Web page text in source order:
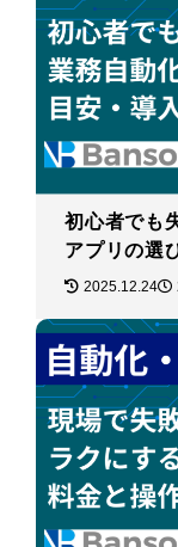
初心者でも
アプリの選
2025.12.24